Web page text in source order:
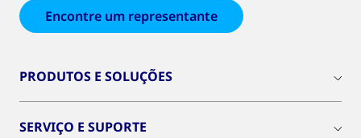
Encontre um representante
PRODUTOS E SOLUÇÕES
SERVIÇO E SUPORTE